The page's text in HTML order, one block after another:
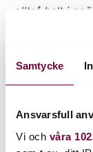
Samtycke
Ansvarsfull
Vi och våra
alltså helt i
läkemedel
Giesecke
för att;